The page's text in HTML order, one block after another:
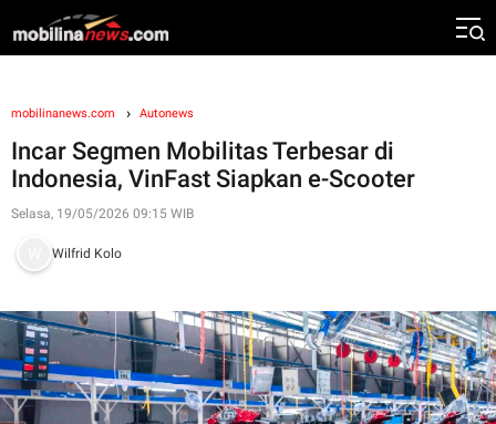
mobilinanews.com Autonews
Incar Segmen Mobilitas Terbesar di
Indonesia, VinFast Siapkan e-Scooter
Selasa, 19/05/2026 09:15 WIB
Wilfrid Kolo